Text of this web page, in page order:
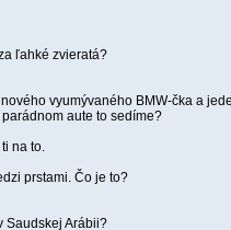
ľahké zvieratá?
vyumývaného BMW-čka a
aute to sedíme?
na to.
prstami. Čo je to?
Saudskej Arábii?